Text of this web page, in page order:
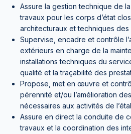
Assure la gestion technique de
travaux pour les corps d’état
architecturaux et techniques des
Supervise, encadre et contrôle
extérieurs en charge de la
installations techniques du
qualité et la traçabilité des
Propose, met en œuvre et
pérennité et/ou l’amélioration
nécessaires aux activités de
Assure en direct la conduite de
travaux et la coordination des